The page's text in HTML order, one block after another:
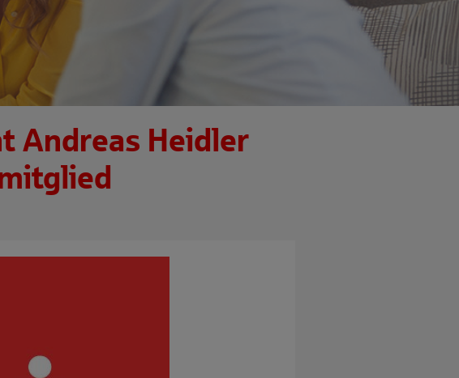
Andreas Heidler